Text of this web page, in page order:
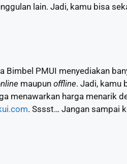
lain. Jadi, kamu bisa
Bimbel PMUI menyediakan
maupun offline. Jadi, kamu
menawarkan harga menarik
. Sssst… Jangan sampai